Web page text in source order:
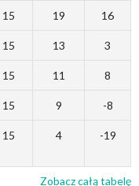
15 19 16
15 13 3
15 11 8
15 9 -8
15 4 -19
Zobacz całą tabelę